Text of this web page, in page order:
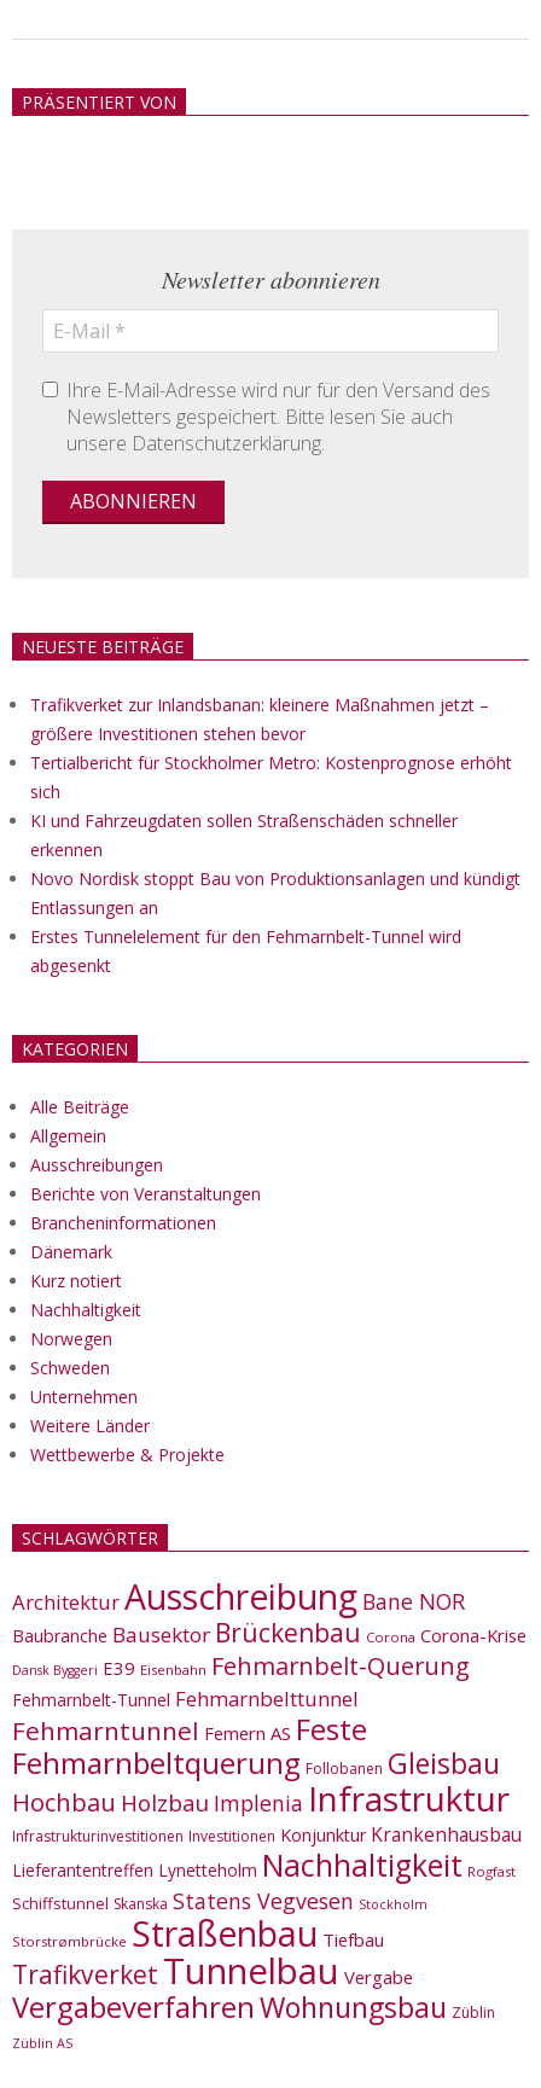
21
PRÄSENTIERT VON
Newsletter abonnieren
Ihre E-Mail-Adresse wird nur für den Versand des
Newsletters gespeichert. Bitte lesen Sie auch
unsere Datenschutzerklärung.
NEUESTE BEITRÄGE
Trafikverket zur Inlandsbanan: kleinere Maßnahmen jetzt –
größere Investitionen stehen bevor
Tertialbericht für Stockholmer Metro: Kostenprognose erhöht
sich
KI und Fahrzeugdaten sollen Straßenschäden schneller
erkennen
Novo Nordisk stoppt Bau von Produktionsanlagen und kündigt
Entlassungen an
Erstes Tunnelelement für den Fehmarnbelt-Tunnel wird
abgesenkt
KATEGORIEN
Alle Beiträge
Allgemein
Ausschreibungen
Berichte von Veranstaltungen
Brancheninformationen
Dänemark
Kurz notiert
Nachhaltigkeit
Norwegen
Schweden
Unternehmen
Weitere Länder
Wettbewerbe & Projekte
SCHLAGWÖRTER
ArchitekturAusschreibung Bane NOR
Baubranche Bausektor Brückenbau Corona Corona-Krise
Dansk Byggeri E39 Eisenbahn Fehmarnbelt-Querung
Fehmarnbelt-Tunnel Fehmarnbelttunnel
Fehmarntunnel Femern AS Feste
Fehmarnbeltquerung Follobanen Gleisbau
Hochbau Holzbau Implenia Infrastruktur
Infrastrukturinvestitionen Investitionen Konjunktur Krankenhausbau
Lieferantentreffen Lynetteholm Nachhaltigkeit Rogfast
Schiffstunnel Skanska Statens Vegvesen Stockholm
Storstrømbrücke Straßenbau Tiefbau
Trafikverket Tunnelbau Vergabe
VergabeverfahrenWohnungsbau Züblin
Züblin AS